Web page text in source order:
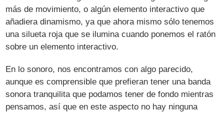
más de movimiento, o algún elemento interactivo que
añadiera dinamismo, ya que ahora mismo sólo tenemos
una silueta roja que se ilumina cuando ponemos el ratón
sobre un elemento interactivo.
En lo sonoro, nos encontramos con algo parecido,
aunque es comprensible que prefieran tener una banda
sonora tranquilita que podamos tener de fondo mientras
pensamos, así que en este aspecto no hay ninguna